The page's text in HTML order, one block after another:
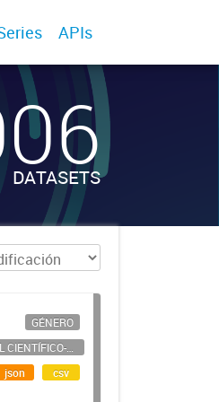
APIs
DATASETS
GÉNERO
PERSONAL CIENTÍFICO-TECNOLÓGICO
json
csv